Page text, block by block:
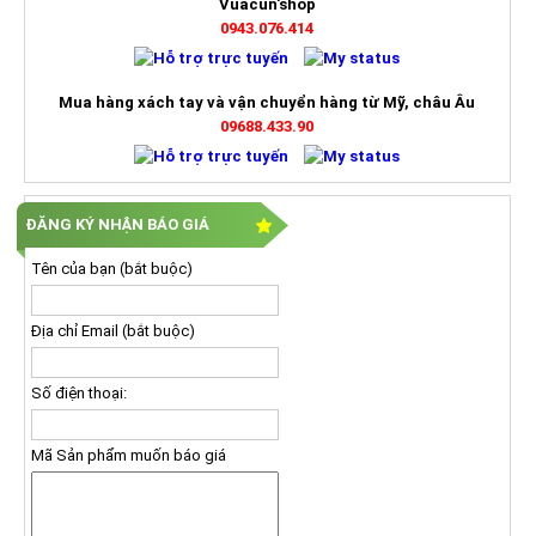
Vuacun'shop
0943.076.414
Mua hàng xách tay và vận chuyển hàng từ Mỹ, châu Âu
09688.433.90
ĐĂNG KÝ NHẬN BÁO GIÁ
Tên của bạn (bắt buộc)
Địa chỉ Email (bắt buộc)
Số điện thoại:
Mã Sản phẩm muốn báo giá